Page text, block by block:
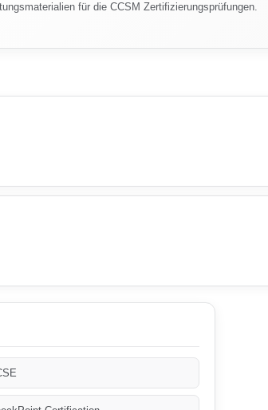
für die CCSM Zertifizierungsprüfungen.